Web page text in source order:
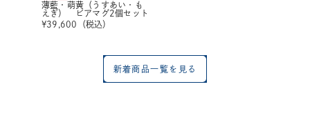
薄藍・萌黄（うすあい・も
えぎ） ビアマグ2個セット
¥39,600 （税込）
新着商品一覧を見る